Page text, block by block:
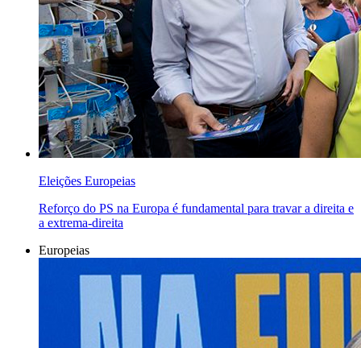
Eleições Europeias
Reforço do PS na Europa é fundamental para travar a direita e
a extrema-direita
Europeias